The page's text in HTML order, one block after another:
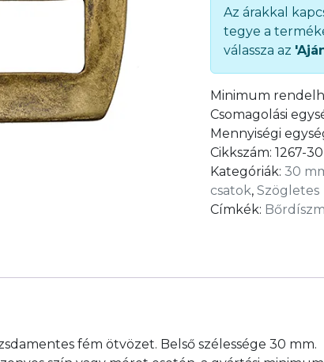
mennyiség
Az árakkal
tegye a
válassza az
Minimum
Csomagolási
Mennyiségi
Cikkszám:1267-30
Kategóriák:30
csatok,Szögletes
Címkék:
fém ötvözet. Belső szélessége 30 mm.